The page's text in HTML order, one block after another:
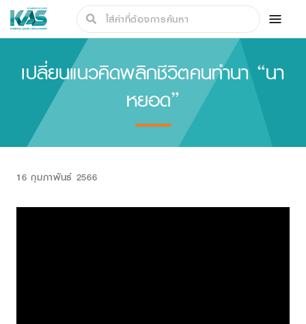
เปลี่ยนแนวคิดพลิกชีวิตคนทำนา “นา
หยอด”
16 กุมภาพันธ์ 2566